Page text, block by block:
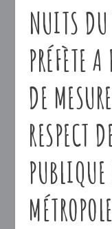
NUITS DU
PRÉFÈTE
DE
RESPECT